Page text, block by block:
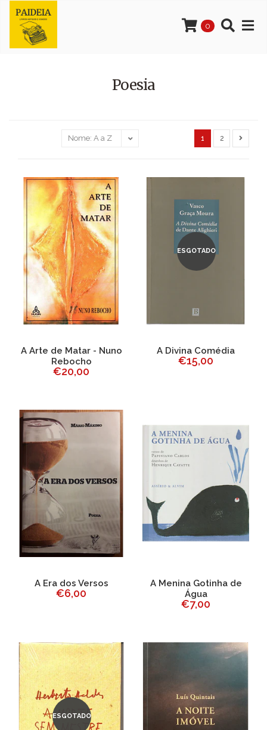
0
Poesia
1 2
A Arte de Matar - Nuno
Rebocho
€20,00
ESGOTADO
A Divina Comédia
€15,00
A Era dos Versos
€6,00
A Menina Gotinha de
Água
€7,00
ESGOTADO